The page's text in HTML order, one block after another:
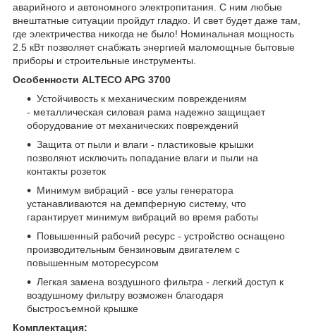
аварийного и автономного электропитания. С ним любые
внештатные ситуации пройдут гладко. И свет будет даже там,
где электричества никогда не было! Номинальная мощность
2.5 кВт позволяет снабжать энергией маломощные бытовые
приборы и строительные инструменты.
Особенности ALTECO APG 3700
Устойчивость к механическим повреждениям
- металлическая силовая рама надежно защищает
оборудование от механических повреждений
Защита от пыли и влаги - пластиковые крышки
позволяют исключить попадание влаги и пыли на
контакты розеток
Минимум вибраций - все узлы генератора
устанавливаются на демпферную систему, что
гарантирует минимум вибраций во время работы
Повышенный рабочий ресурс - устройство оснащено
производительным бензиновым двигателем с
повышенным моторесурсом
Легкая замена воздушного фильтра - легкий доступ к
воздушному фильтру возможен благодаря
быстросъемной крышке
Комплектация: